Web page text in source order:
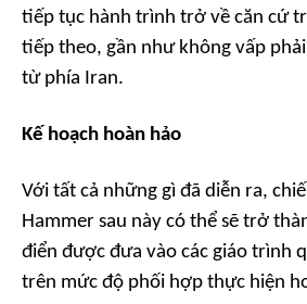
tiếp tục hành trình trở về căn cứ
tiếp theo, gần như không vấp
từ phía Iran.
Kế hoạch hoàn hảo
Với tất cả những gì đã diễn ra,
Hammer sau này có thể sẽ trở
điển được đưa vào các giáo trình
trên mức độ phối hợp thực hiện